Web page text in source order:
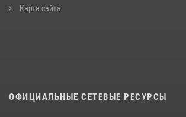
Карта сайта
ОФИЦИАЛЬНЫЕ СЕТЕВЫЕ РЕСУРСЫ